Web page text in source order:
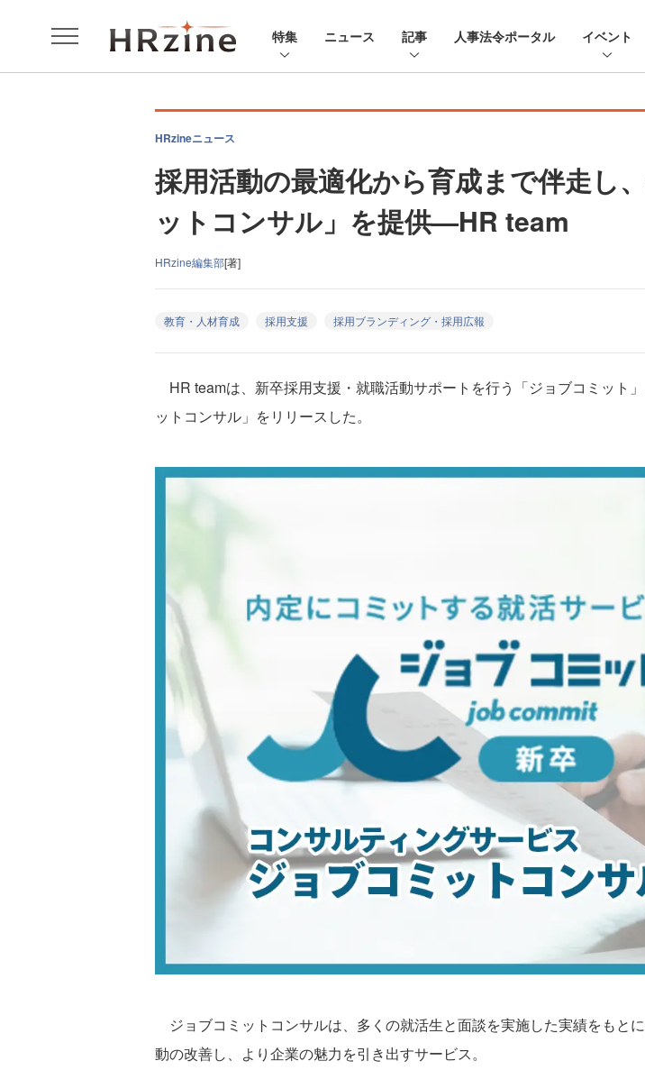
特集 ニュース 記事 人事法令ポータル イベント
HRzineニュース
採用活動の最適化から育成まで伴走し
ットコンサル」を提供—HR team
HRzine編集部[著]
教育・人材育成 採用支援 採用ブランディング・採用広報
HR teamは、新卒採用支援・就職活動サポートを行う「ジョブコミット
ットコンサル」をリリースした。
ジョブコミットコンサルは、多くの就活生と面談を実施した実績をもと
動の改善し、より企業の魅力を引き出すサービス。